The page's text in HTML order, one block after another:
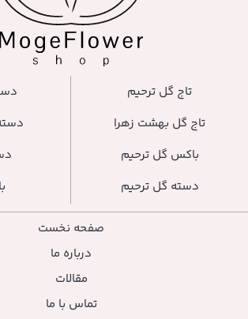
تاج گل ترحیم
تاج گل بهشت زهرا
باکس گل ترحیم
دسته گل ترحیم
صفحه نخست
درباره ما
مقالات
تماس با ما